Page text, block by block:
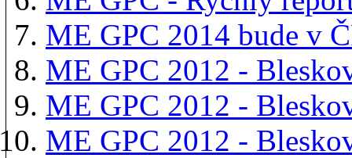
ME GPC 2014 bude v
ME GPC 2012 -
ME GPC 2012 -
ME GPC 2012 -